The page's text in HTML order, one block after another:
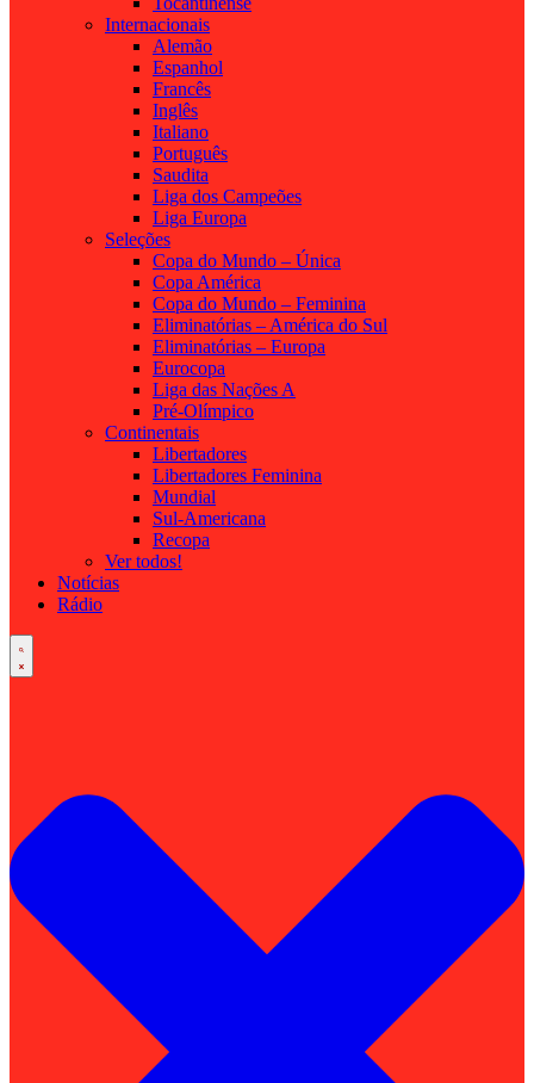
Internacionais
Alemão
Espanhol
Francês
Inglês
Italiano
Português
Saudita
Liga dos Campeões
Liga Europa
Seleções
Copa do Mundo – Única
Copa América
Copa do Mundo – Feminina
Eliminatórias – América do Sul
Eliminatórias – Europa
Eurocopa
Liga das Nações A
Pré-Olímpico
Continentais
Libertadores
Libertadores Feminina
Mundial
Sul-Americana
Recopa
Ver todos!
Notícias
Rádio